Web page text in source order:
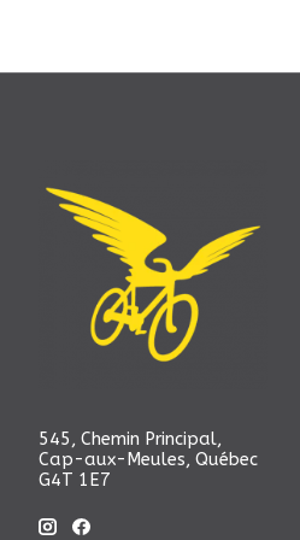
545, Chemin Principal,
Cap-aux-Meules, Québec
G4T 1E7